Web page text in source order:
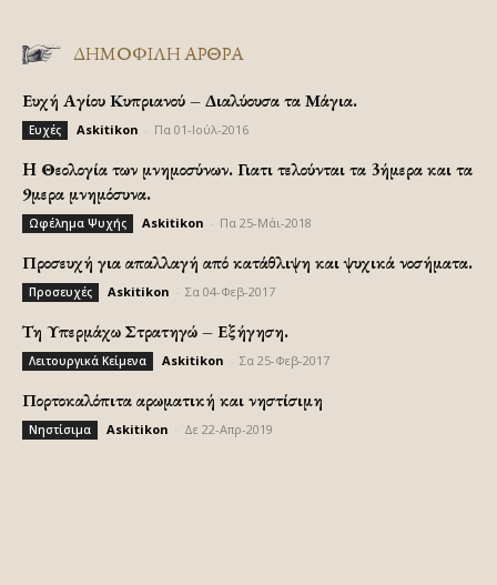
ΔΗΜΟΦΙΛΗ ΑΡΘΡΑ
Ευχή Αγίου Κυπριανού – Διαλύουσα τα Μάγια.
Ευχές Askitikon Πα 01-Ιούλ-2016
H Θεολογία των μνημοσύνων. Γιατι τελούνται τα 3ήμερα και τα
9μερα μνημόσυνα.
Ωφέλημα Ψυχής Askitikon Πα 25-Μάι-2018
Προσευχή για απαλλαγή από κατάθλιψη και ψυχικά νοσήματα.
Προσευχές Askitikon Σα 04-Φεβ-2017
Τη Υπερμάχω Στρατηγώ – Εξήγηση.
Λειτουργικά Κείμενα Askitikon Σα 25-Φεβ-2017
Πορτοκαλόπιτα αρωματική και νηστίσιμη
Νηστίσιμα Askitikon Δε 22-Απρ-2019